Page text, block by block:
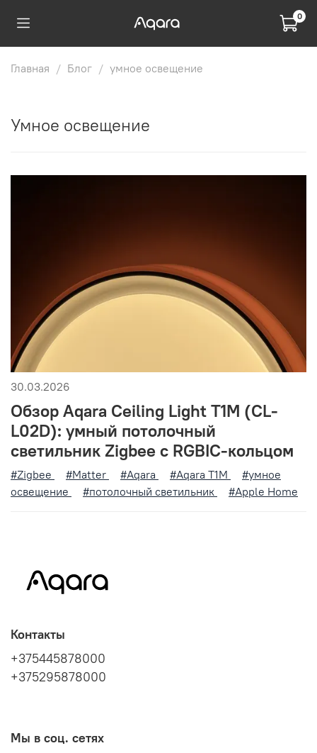
0
Главная Блог умное освещение
умное освещение
30.03.2026
Обзор Aqara Ceiling Light T1M (CL-
L02D): умный потолочный
светильник Zigbee с RGBIC-кольцом
#Zigbee #Matter #Aqara #Aqara T1M
#умное
освещение
#потолочный светильник #Apple Home
Контакты
+375445878000
+375295878000
Мы в соц. сетях